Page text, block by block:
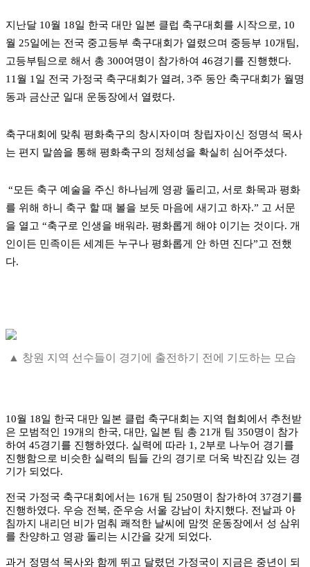
지난달 10월 18일 한국 대만 일본 클럽 축구대회를 시작으로, 10
월 25일에는 전국 중고등부 축구대회가 열렸으며 중등부 10개팀,
고등부팀으로 해서 총 300여명이 참가하여 46경기를 진행했다.
11월 1일 전국 가정국 축구대회가 열려, 3주 동안 축구대회가 월명
동과 금산군 일대 운동장에서 열렸다.
축구대회에 맞춰 평화축구의 창시자이며 창립자이신 정명석 목사
는 편지 말씀을 통해 평화축구의 정체성을 확실히 심어주셨다.
“모든 축구 예술을 주신 하나님께 영광 돌리고, 서로 화목과 평화
를 위해 하니 축구 할 때 볼을 보듯 마음에 새기고 하자.” 고 서문
을 열고 “축구로 인생을 배워라. 평화롭게 해야 이기는 것이다. 개
인이든 민족이든 세계든 누구나 평화롭게 안 하면 진다”고 전했
다.
▲ 창원 지역 선수들이 경기에 출전하기 전에 기도하는 모습
10월 18일 한국 대만 일본 클럽 축구대회는 지역 협회에서 추천받
은 모범적인 19개의 한국, 대만, 일본 팀 총 21개 팀 350명이 참가
하여 45경기를 진행하였다. 실력에 따라 1, 2부로 나누어 경기를
진행함으로 비슷한 실력의 팀들 간의 경기로 더욱 박진감 있는 경
기가 되었다.
전국 가정국 축구대회에서는 16개 팀 250명이 참가하여 37경기를
진행하였다. 우승 전북, 준우승 서울 강남이 차지했다. 전날과 아
침까지 내리던 비가 멈춰 쾌적한 날씨에 맘껏 운동장에서 성 삼위
를 찬양하고 영광 돌리는 시간을 갖게 되었다.
과거 정명석 목사와 함께 뛰고 달렸던 가정국이 지금은 중년이 되